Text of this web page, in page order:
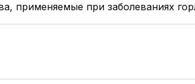
применяемые при заболеваниях